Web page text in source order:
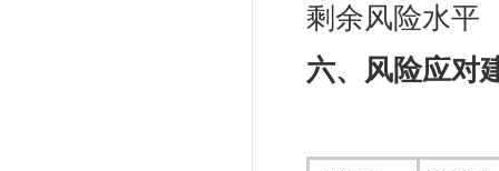
剩余风险水平
六、风险应对